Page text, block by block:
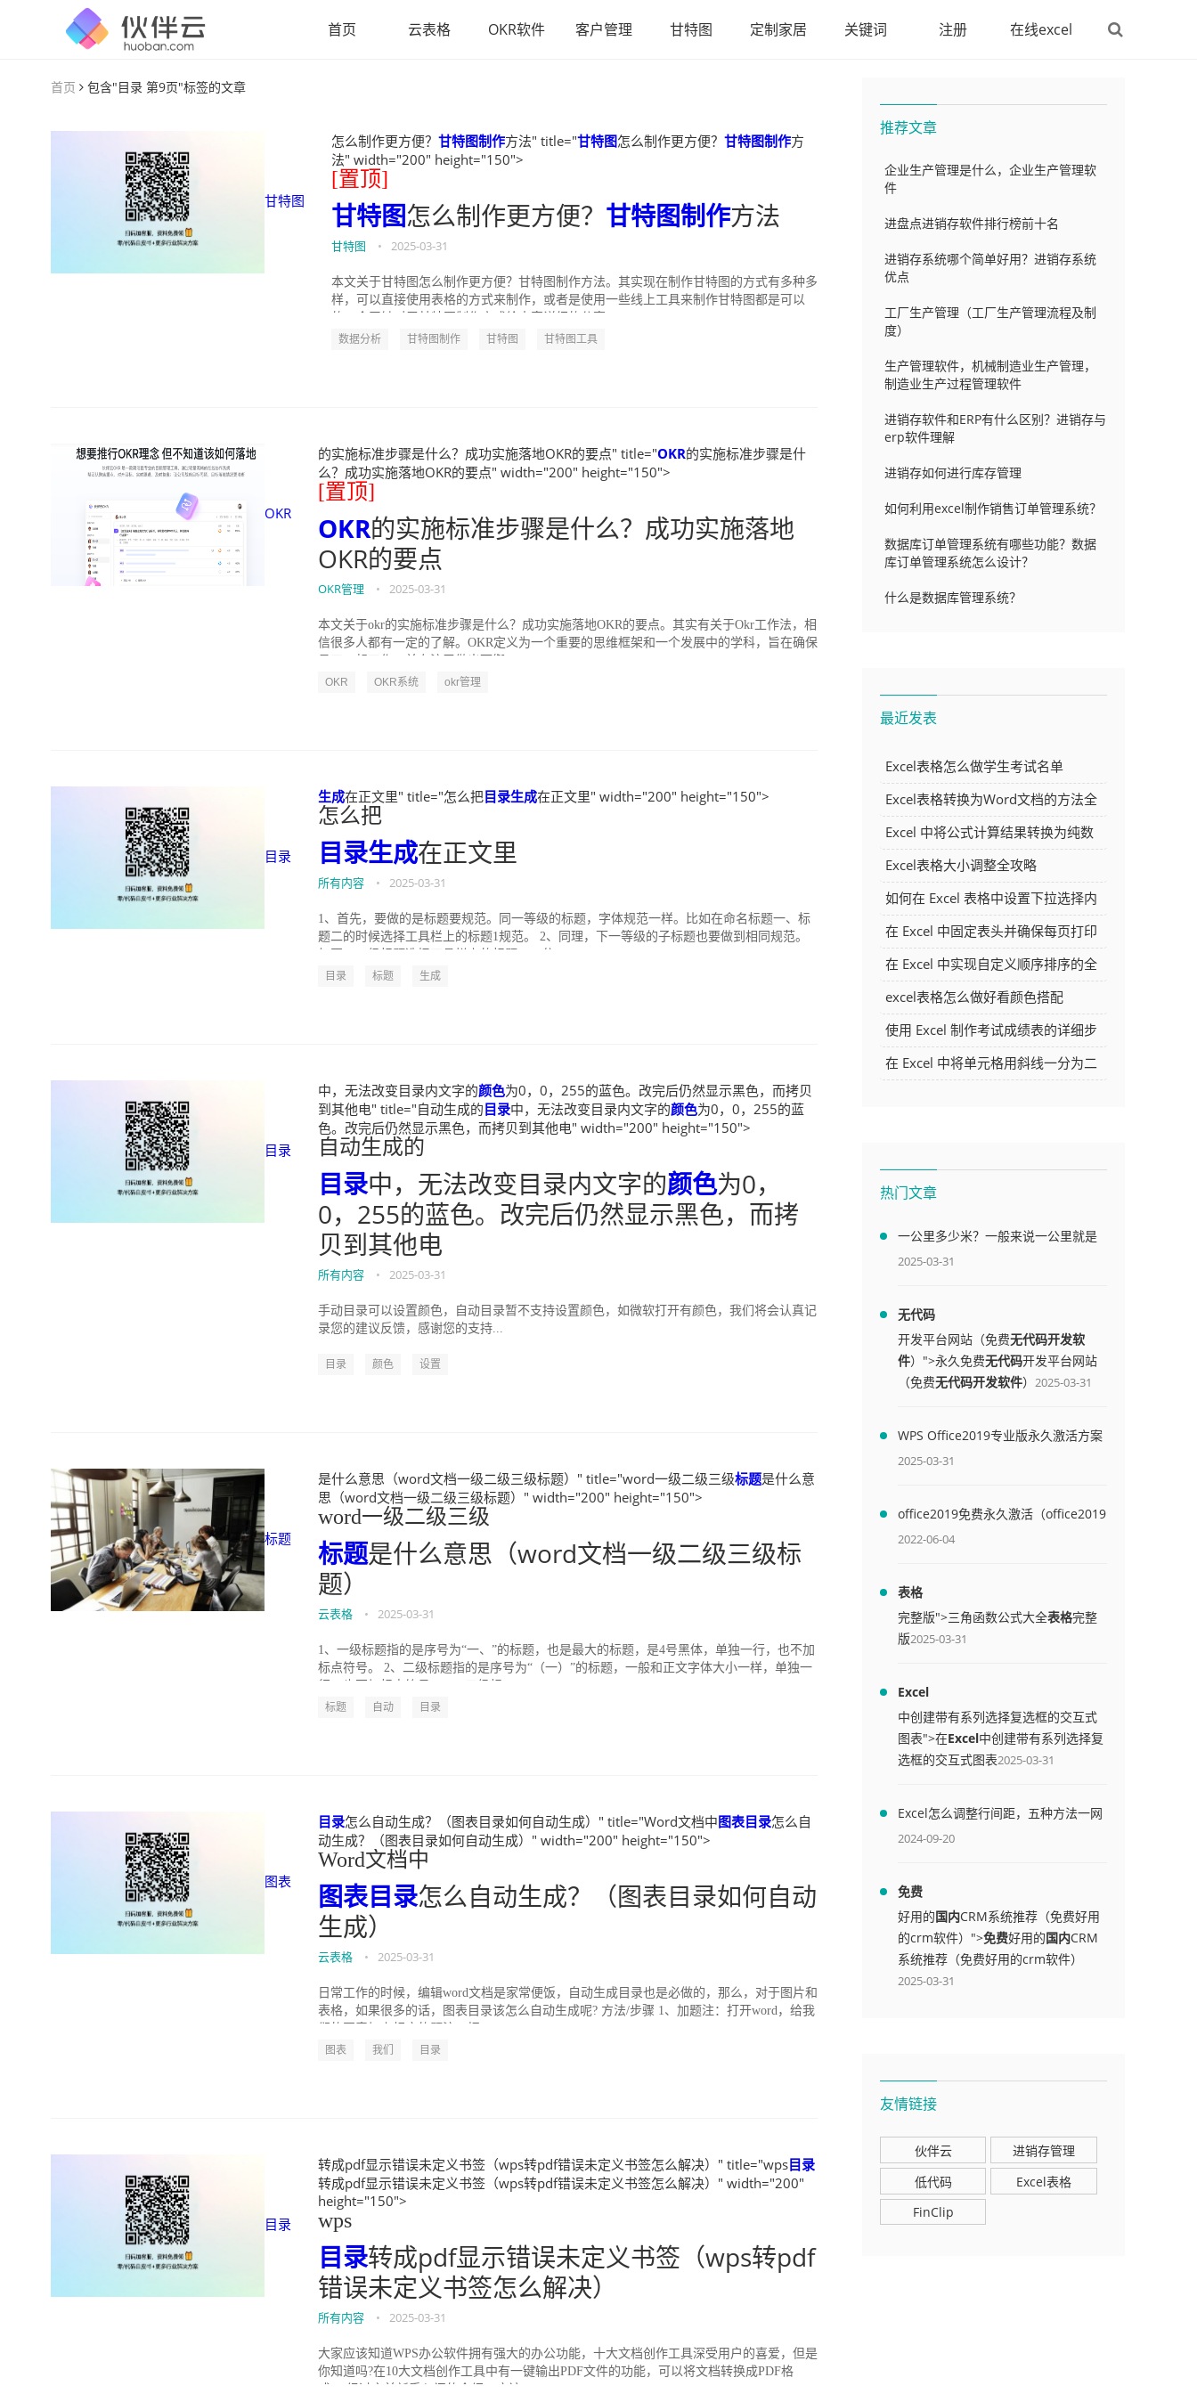
首页 云表格 OKR软件 客户管理 甘特图 定制家居 关键词 注册 在线excel
首页 包含"目录 第9页"标签的文章
甘特图
怎么制作更方便？ 甘特图制作方法" title="甘特图怎么制作更方便？ 甘特图制作方
法" width="200" height="150">
[置顶]
甘特图怎么制作更方便？ 甘特图制作方法
甘特图 • 2025-03-31
本文关于甘特图怎么制作更方便？甘特图制作方法。其实现在制作甘特图的方式有多种多
样，可以直接使用表格的方式来制作，或者是使用一些线上工具来制作甘特图都是可以
数据分析 甘特图制作 甘特图 甘特图工具
OKR
的实施标准步骤是什么？成功实施落地OKR的要点" title="OKR的实施标准步骤是什
么？成功实施落地OKR的要点" width="200" height="150">
[置顶]
OKR的实施标准步骤是什么？成功实施落地
OKR的要点
OKR管理 • 2025-03-31
本文关于okr的实施标准步骤是什么？成功实施落地OKR的要点。其实有关于Okr工作法，相
信很多人都有一定的了解。OKR定义为一个重要的思维框架和一个发展中的学科，旨在确保
OKR OKR系统 okr管理
目录
生成在正文里" title="怎么把目录生成在正文里" width="200" height="150">
怎么把
目录生成在正文里
所有内容 • 2025-03-31
1、首先，要做的是标题要规范。同一等级的标题，字体规范一样。比如在命名标题一、标
题二的时候选择工具栏上的标题1规范。 2、同理，下一等级的子标题也要做到相同规范。
目录 标题 生成
目录
中，无法改变目录内文字的颜色为0，0，255的蓝色。改完后仍然显示黑色，而拷贝
到其他电" title="自动生成的目录中，无法改变目录内文字的颜色为0，0，255的蓝
色。改完后仍然显示黑色，而拷贝到其他电" width="200" height="150">
自动生成的
目录中，无法改变目录内文字的颜色为0，
0，255的蓝色。改完后仍然显示黑色，而拷
贝到其他电
所有内容 • 2025-03-31
手动目录可以设置颜色，自动目录暂不支持设置颜色，如微软打开有颜色，我们将会认真记
录您的建议反馈，感谢您的支持...
目录 颜色 设置
标题
是什么意思（word文档一级二级三级标题）" title="word一级二级三级标题是什么意
思（word文档一级二级三级标题）" width="200" height="150">
word一级二级三级
标题是什么意思（word文档一级二级三级标
题）
云表格 • 2025-03-31
1、一级标题指的是序号为“一、”的标题，也是最大的标题，是4号黑体，单独一行，也不加
标点符号。 2、二级标题指的是序号为“（一）”的标题，一般和正文字体大小一样，单独一
标题 自动 目录
图表
目录怎么自动生成？（图表目录如何自动生成）" title="Word文档中图表目录怎么自
动生成？（图表目录如何自动生成）" width="200" height="150">
Word文档中
图表目录怎么自动生成？（图表目录如何自动
生成）
云表格 • 2025-03-31
日常工作的时候，编辑word文档是家常便饭，自动生成目录也是必做的，那么，对于图片和
表格，如果很多的话，图表目录该怎么自动生成呢? 方法/步骤 1、加题注：打开word，给我
图表 我们 目录
目录
转成pdf显示错误未定义书签（wps转pdf错误未定义书签怎么解决）" title="wps目录
转成pdf显示错误未定义书签（wps转pdf错误未定义书签怎么解决）" width="200"
height="150">
wps
目录转成pdf显示错误未定义书签（wps转pdf
错误未定义书签怎么解决）
所有内容 • 2025-03-31
大家应该知道WPS办公软件拥有强大的办公功能，十大文档创作工具深受用户的喜爱，但是
你知道吗?在10大文档创作工具中有一键输出PDF文件的功能，可以将文档转换成PDF格
推荐文章
企业生产管理是什么，企业生产管理软
件
进盘点进销存软件排行榜前十名
进销存系统哪个简单好用？进销存系统
优点
工厂生产管理（工厂生产管理流程及制
度）
生产管理软件，机械制造业生产管理，
制造业生产过程管理软件
进销存软件和ERP有什么区别？进销存与
erp软件理解
进销存如何进行库存管理
如何利用excel制作销售订单管理系统？
数据库订单管理系统有哪些功能？数据
库订单管理系统怎么设计？
什么是数据库管理系统？
最近发表
Excel表格怎么做学生考试名单
Excel表格转换为Word文档的方法全
解析
Excel 中将公式计算结果转换为纯数
字的多种方法
Excel表格大小调整全攻略
如何在 Excel 表格中设置下拉选择内
容
在 Excel 中固定表头并确保每页打印
时都显示表头的方法详解
在 Excel 中实现自定义顺序排序的全
面指南
excel表格怎么做好看颜色搭配
使用 Excel 制作考试成绩表的详细步
骤及技巧
在 Excel 中将单元格用斜线一分为二
热门文章
一公里多少米？一般来说一公里就是
1000米
2025-03-31
无代码
开发平台网站（免费无代码开发软
件）">永久免费无代码开发平台网站
（免费无代码开发软件） 2025-03-31
WPS Office2019专业版永久激活方案
(附终身授权序列号)
2025-03-31
office2019免费永久激活（office2019
免费永久激活码）
2022-06-04
表格
完整版">三角函数公式大全表格完整
版2025-03-31
Excel
中创建带有系列选择复选框的交互式
图表">在Excel中创建带有系列选择复
选框的交互式图表2025-03-31
Excel怎么调整行间距，五种方法一网
打尽
2024-09-20
免费
好用的国内CRM系统推荐（免费好用
的crm软件）">免费好用的国内CRM
系统推荐（免费好用的crm软件）
2025-03-31
友情链接
伙伴云
进销存管理
低代码
Excel表格
FinClip